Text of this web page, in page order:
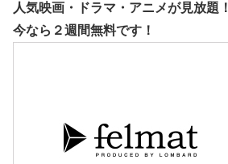
人気映画・ドラマ・アニメが見放題！
今なら２週間無料です！